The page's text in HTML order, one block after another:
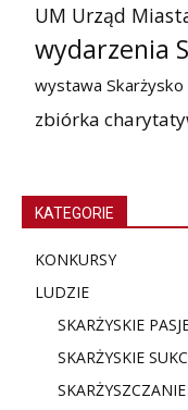
UM Urząd
wydarzenia
wystawa Skarżysko
zbiórka
KATEGORIE
KONKURSY
LUDZIE
SKARŻYSKIE
SKARŻYSKIE